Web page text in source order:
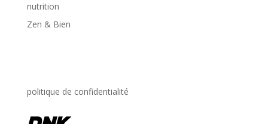
nutrition
Zen & Bien
politique de confidentialité